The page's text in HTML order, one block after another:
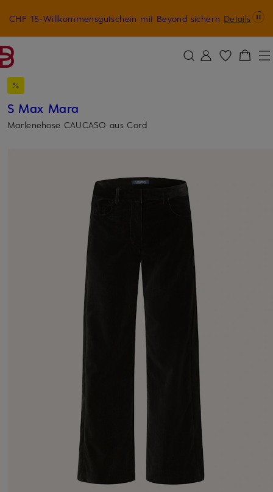
ZUM HAUPTINHALT ÜBERSPRINGEN ZUM SUCHFELD ÜBERSPRINGEN
CHF 15-Willkommensgutschein mit Beyond sichern Details
S Max Mara
Marlenehose CAUCASO aus Cord